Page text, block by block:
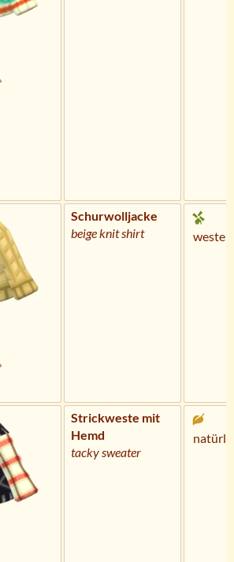
Schurwolljacke
beige knit shirt
Strickweste mit
Hemd
tacky sweater